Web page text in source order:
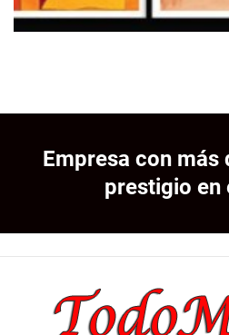
Empresa con más
prestigio en